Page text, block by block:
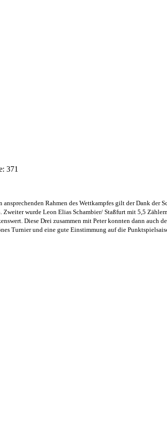
371
Rahmen des Wettkampfes gilt der Dank der
wurde Leon Elias Schambier/ Staßfurt mit 5,5
Diese Drei zusammen mit Peter konnten dann auch
Turnier und eine gute Einstimmung auf die